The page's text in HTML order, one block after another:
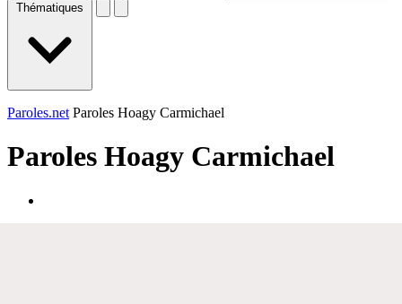
Thématiques
Paroles.net Paroles Hoagy Carmichael
Paroles Hoagy Carmichael